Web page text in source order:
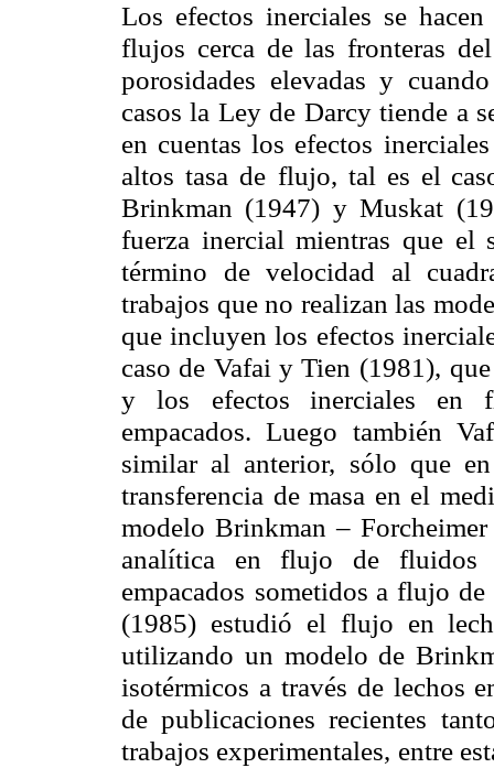
Los efectos inerciales se
flujos cerca de las fronteras
porosidades elevadas y
casos la Ley de Darcy tiende a
en cuentas los efectos
altos tasa de flujo, tal es el
Brinkman (1947) y Muskat
fuerza inercial mientras que el
término de velocidad al
trabajos que no realizan las
que incluyen los efectos
caso de Vafai y Tien (1981),
y los
efectos inerciales en
empacados. Luego también
similar al anterior, sólo que
transferencia de masa en el
modelo Brinkman – Forcheimer
analítica en flujo de
fluidos
empacados sometidos a flujo de
(1985) estudió el flujo en
utilizando un modelo de
isotérmicos a través de lechos
de publicaciones recientes
trabajos experimentales, entre